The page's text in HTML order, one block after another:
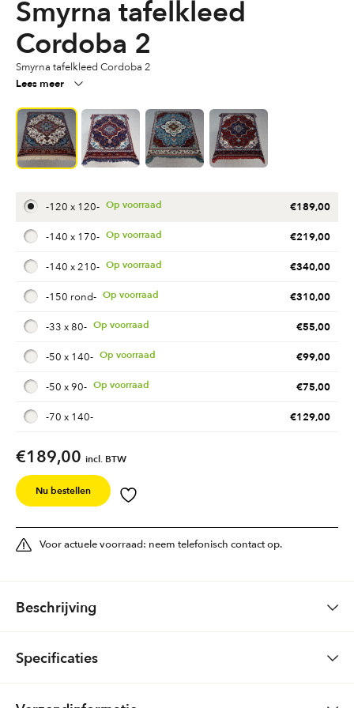
Smyrna tafelkleed
Cordoba 2
Smyrna tafelkleed Cordoba 2
Lees meer
-120 x 120- €189,00
-140 x 170- €219,00
-140 x 210- €340,00
-150 rond- €310,00
-33 x 80- €55,00
-50 x 140- €99,00
-50 x 90- €75,00
-70 x 140- €129,00
€189,00 incl. BTW
Nu bestellen
Voor actuele voorraad: neem telefonisch contact op.
Beschrijving
Specificaties
120 x 120, 140 x 170, 140 x 210, 150 rond, 33 x 80, 50 x